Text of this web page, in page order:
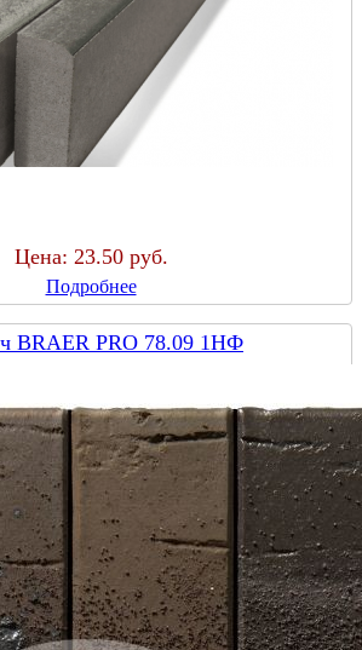
Цена: 23.50 руб.
Подробнее
BRAER PRO 78.09 1НФ